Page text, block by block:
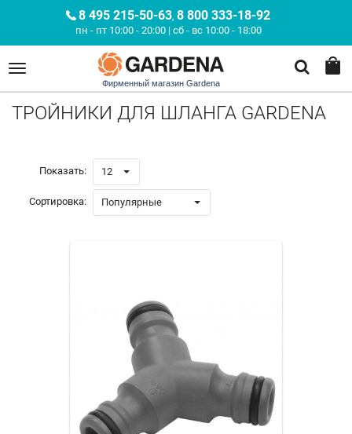
8 495 215-50-63, 8 800 333-18-92
пн - пт 10:00 - 20:00 | сб - вс 10:00 - 18:00
Фирменный магазин Gardena
ТРОЙНИКИ ДЛЯ ШЛАНГА GARDENA
Показать: 12
Сортировка: Популярные